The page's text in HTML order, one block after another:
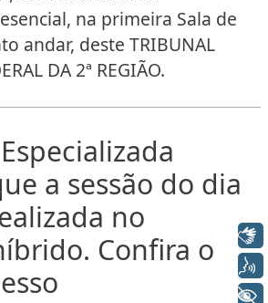
na primeira Sala de
andar, deste TRIBUNAL
DA 2ª REGIÃO.
a sessão do dia
no
Confira o
Voz